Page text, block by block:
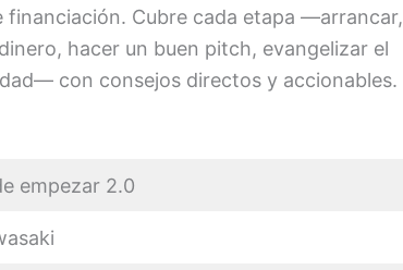
financiación. Cubre cada etapa —arrancar,
hacer un buen pitch, evangelizar el
con consejos directos y accionables.
empezar 2.0